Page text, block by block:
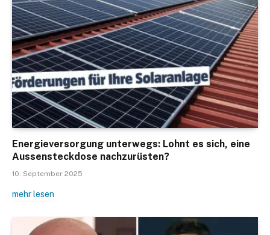
Energieversorgung unterwegs: Lohnt es sich, eine
Aussensteckdose nachzurüsten?
10. September 2025
mehr lesen